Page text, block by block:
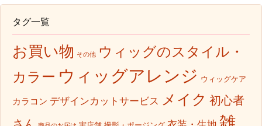
タグ一覧
お買い物 その他 ウィッグのスタイル・
カラー ウィッグアレンジ ウィッグケア
カラコン デザインカットサービス メイク 初心者